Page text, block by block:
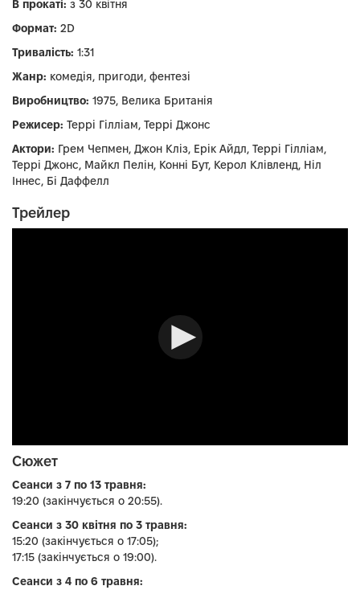
В прокаті: з 30 квітня
Формат: 2D
Тривалість: 1:31
Жанр: комедія, пригоди, фентезі
Виробництво: 1975, Велика Британія
Режисер: Террі Гілліам, Террі Джонс
Актори: Грем Чепмен, Джон Кліз, Ерік Айдл, Террі Гілліам,
Террі Джонс, Майкл Пелін, Конні Бут, Керол Клівленд, Ніл
Іннес, Бі Даффелл
Трейлер
Сюжет
Сеанси з 7 по 13 травня:
19:20 (закінчується о 20:55).
Сеанси з 30 квітня по 3 травня:
15:20 (закінчується о 17:05);
17:15 (закінчується о 19:00).
Сеанси з 4 по 6 травня: